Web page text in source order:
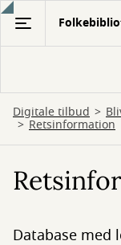
Gå
hovedindhold
Digitale tilbud
Retsinformation
Database med